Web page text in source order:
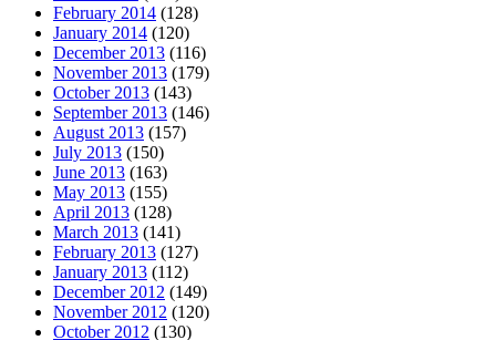
February 2014 (128)
January 2014 (120)
December 2013 (116)
November 2013 (179)
October 2013 (143)
September 2013 (146)
August 2013 (157)
July 2013 (150)
June 2013 (163)
May 2013 (155)
April 2013 (128)
March 2013 (141)
February 2013 (127)
January 2013 (112)
December 2012 (149)
November 2012 (120)
October 2012 (130)